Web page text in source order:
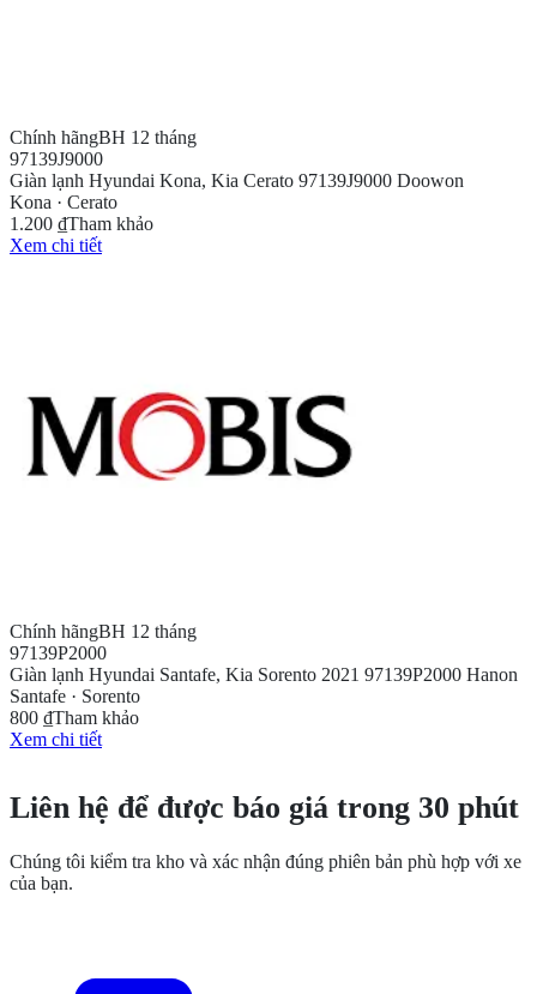
Chính hãngBH 12 tháng
97139J9000
Giàn lạnh Hyundai Kona, Kia Cerato 97139J9000 Doowon
Kona · Cerato
1.200 ₫Tham khảo
Xem chi tiết
Chính hãngBH 12 tháng
97139P2000
Giàn lạnh Hyundai Santafe, Kia Sorento 2021 97139P2000 Hanon
Santafe · Sorento
800 ₫Tham khảo
Xem chi tiết
Liên hệ để được báo giá trong 30 phút
Chúng tôi kiểm tra kho và xác nhận đúng phiên bản phù hợp với xe
của bạn.